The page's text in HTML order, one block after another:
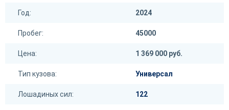
Год: 2024
Пробег: 45000
Цена: 1 369 000 руб.
Тип кузова: Универсал
Лошадиных сил: 122